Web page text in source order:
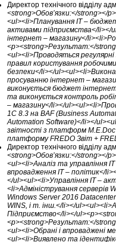
Директор технічного відділу
<strong>Обов’язки:</strong></p>
<ul><li>Планування IT –
активами підприємства</
інтернет – магазину</
<p><strong>Результат:</
<ul><li>Проводяться регулярні
правил користування
безпеки</li></
просуванню інтернет –
виконується бюджет
та виконується контроль
– магазину</li></
1С 8.3 на BAF (Business
Automation Software)</li></
звітності з платформ
платформу FREDO Звіт +
Директор технічного відділу
<strong>Обов’язки:</strong></p>
<ul><li>Аналіз та управління
впровадження IT – політик</
</ul><ul><li>Управління IT –
<li>Адміністрування серверів
Windows Server 2016
WINS, і т. інш.</li></
Підприємство</li></
<p><strong>Результат:</
<ul><li>Обрані і впроваджені
<ul><li>Виявлено та